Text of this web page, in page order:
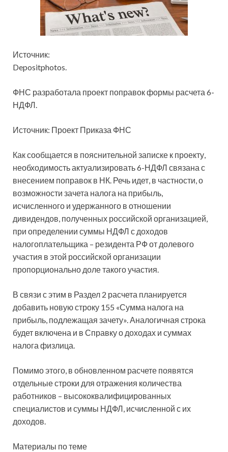
Источник:
Depositphotos.
ФНС разработала проект поправок формы расчета 6-
НДФЛ.
Источник: Проект Приказа ФНС
Как сообщается в пояснительной записке к проекту,
необходимость актуализировать 6-НДФЛ связана с
внесением поправок в НК. Речь идет, в частности, о
возможности зачета налога на прибыль,
исчисленного и удержанного в отношении
дивидендов, полученных российской организацией,
при определении суммы НДФЛ с доходов
налогоплательщика – резидента РФ от долевого
участия в этой российской организации
пропорционально доле такого участия.
В связи с этим в Раздел 2 расчета планируется
добавить новую строку 155 «Сумма налога на
прибыль, подлежащая зачету». Аналогичная строка
будет включена и в Справку о доходах и суммах
налога физлица.
Помимо этого, в обновленном расчете появятся
отдельные строки для отражения количества
работников – высококвалифицированных
специалистов и суммы НДФЛ, исчисленной с их
доходов.
Материалы по теме